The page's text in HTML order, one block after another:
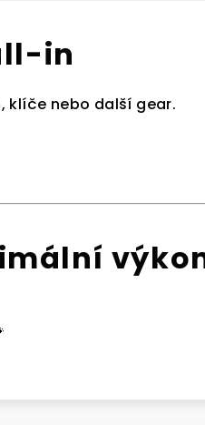
in
, klíče nebo další gear.